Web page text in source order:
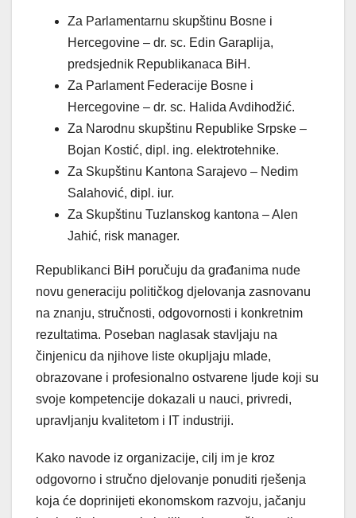
Za Parlamentarnu skupštinu Bosne i
Hercegovine – dr. sc. Edin Garaplija,
predsjednik Republikanaca BiH.
Za Parlament Federacije Bosne i
Hercegovine – dr. sc. Halida Avdihodžić.
Za Narodnu skupštinu Republike Srpske –
Bojan Kostić, dipl. ing. elektrotehnike.
Za Skupštinu Kantona Sarajevo – Nedim
Salahović, dipl. iur.
Za Skupštinu Tuzlanskog kantona – Alen
Jahić, risk manager.
Republikanci BiH poručuju da građanima nude
novu generaciju političkog djelovanja zasnovanu
na znanju, stručnosti, odgovornosti i konkretnim
rezultatima. Poseban naglasak stavljaju na
činjenicu da njihove liste okupljaju mlade,
obrazovane i profesionalno ostvarene ljude koji su
svoje kompetencije dokazali u nauci, privredi,
upravljanju kvalitetom i IT industriji.
Kako navode iz organizacije, cilj im je kroz
odgovorno i stručno djelovanje ponuditi rješenja
koja će doprinijeti ekonomskom razvoju, jačanju